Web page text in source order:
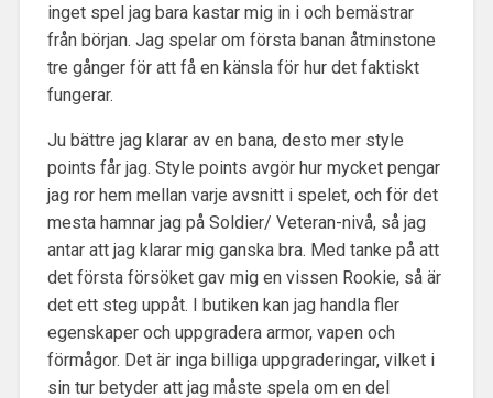
inget spel jag bara kastar mig in i och bemästrar
från början. Jag spelar om första banan åtminstone
tre gånger för att få en känsla för hur det faktiskt
fungerar.
Ju bättre jag klarar av en bana, desto mer style
points får jag. Style points avgör hur mycket pengar
jag ror hem mellan varje avsnitt i spelet, och för det
mesta hamnar jag på Soldier/ Veteran-nivå, så jag
antar att jag klarar mig ganska bra. Med tanke på att
det första försöket gav mig en vissen Rookie, så är
det ett steg uppåt. I butiken kan jag handla fler
egenskaper och uppgradera armor, vapen och
förmågor. Det är inga billiga uppgraderingar, vilket i
sin tur betyder att jag måste spela om en del